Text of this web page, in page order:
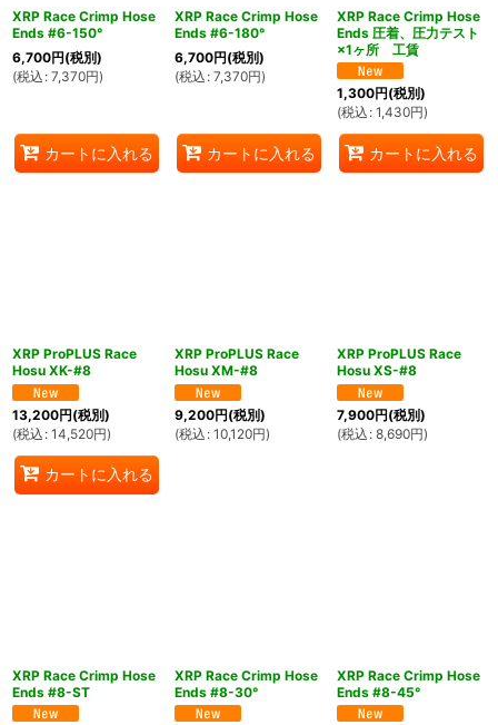
XRP Race Crimp Hose
Ends #6-150°
6,700円(税別)
(税込 : 7,370円)
カートに入れる
XRP Race Crimp Hose
Ends #6-180°
6,700円(税別)
(税込 : 7,370円)
カートに入れる
XRP Race Crimp Hose
Ends 圧着、圧力テスト
×1ヶ所 工賃
1,300円(税別)
(税込 : 1,430円)
カートに入れる
XRP ProPLUS Race
Hosu XK-#8
13,200円(税別)
(税込 : 14,520円)
カートに入れる
XRP ProPLUS Race
Hosu XM-#8
9,200円(税別)
(税込 : 10,120円)
XRP ProPLUS Race
Hosu XS-#8
7,900円(税別)
(税込 : 8,690円)
XRP Race Crimp Hose
Ends #8-ST
XRP Race Crimp Hose
Ends #8-30°
XRP Race Crimp Hose
Ends #8-45°